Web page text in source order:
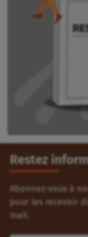
Restez
Abonnez-vous à
pour les recevoir
mail.